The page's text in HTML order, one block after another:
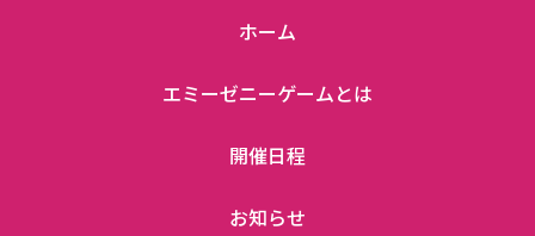
ホーム
エミーゼニーゲームとは
開催日程
お知らせ